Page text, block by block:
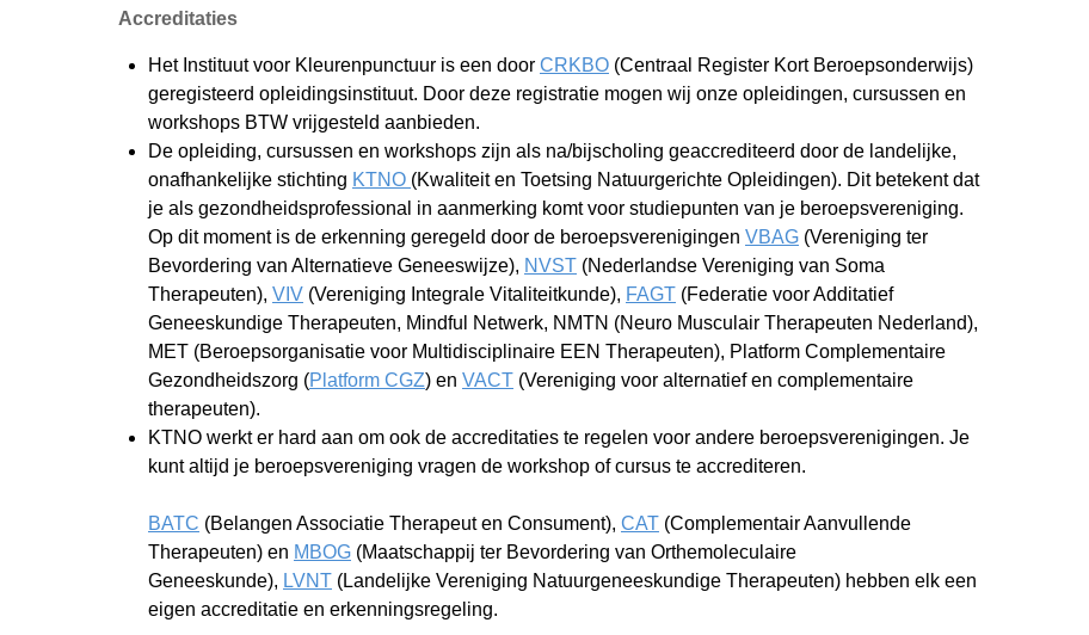
Accreditaties
Het Instituut voor Kleurenpunctuur is een door CRKBO (Centraal Register Kort Beroepsonderwijs)
geregisteerd opleidingsinstituut. Door deze registratie mogen wij onze opleidingen, cursussen en
workshops BTW vrijgesteld aanbieden.
De opleiding, cursussen en workshops zijn als na/bijscholing geaccrediteerd door de landelijke,
onafhankelijke stichting KTNO (Kwaliteit en Toetsing Natuurgerichte Opleidingen). Dit betekent dat
je als gezondheidsprofessional in aanmerking komt voor studiepunten van je beroepsvereniging.
Op dit moment is de erkenning geregeld door de beroepsverenigingen VBAG (Vereniging ter
Bevordering van Alternatieve Geneeswijze), NVST (Nederlandse Vereniging van Soma
Therapeuten), VIV (Vereniging Integrale Vitaliteitkunde), FAGT (Federatie voor Additatief
Geneeskundige Therapeuten, Mindful Netwerk, NMTN (Neuro Musculair Therapeuten Nederland),
MET (Beroepsorganisatie voor Multidisciplinaire EEN Therapeuten), Platform Complementaire
Gezondheidszorg (Platform CGZ) en VACT (Vereniging voor alternatief en complementaire
therapeuten).
KTNO werkt er hard aan om ook de accreditaties te regelen voor andere beroepsverenigingen. Je
kunt altijd je beroepsvereniging vragen de workshop of cursus te accrediteren.
BATC (Belangen Associatie Therapeut en Consument), CAT (Complementair Aanvullende
Therapeuten) en MBOG (Maatschappij ter Bevordering van Orthemoleculaire
Geneeskunde), LVNT (Landelijke Vereniging Natuurgeneeskundige Therapeuten) hebben elk een
eigen accreditatie en erkenningsregeling.